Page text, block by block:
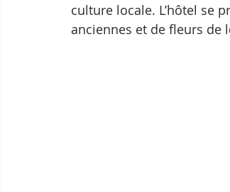
culture locale. L’hôtel se
anciennes et de fleurs de